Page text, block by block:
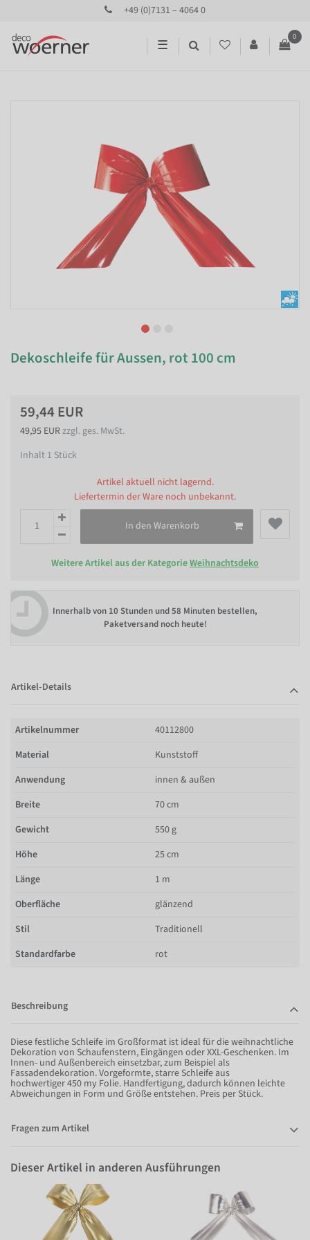
+49 (0)7131 – 4064 0
☰
0
Dekoschleife für Aussen, rot 100 cm
59,44 EUR
49,95 EURzzgl. ges. MwSt.
Inhalt 1 Stück
Artikel aktuell nicht lagernd.
Liefertermin der Ware noch unbekannt.
In den Warenkorb
Weitere Artikel aus der KategorieWeihnachtsdeko
Innerhalb von 10 Stunden und 58 Minuten bestellen,
Paketversand noch heute!
Artikel-Details
Artikelnummer
40112800
Material
Kunststoff
Anwendung
innen & außen
Breite
70 cm
Gewicht
550 g
Höhe
25 cm
Länge
1 m
Oberfläche
glänzend
Stil
Traditionell
Standardfarbe
rot
Beschreibung
Diese festliche Schleife im Großformat ist ideal für die weihnachtliche
Dekoration von Schaufenstern, Eingängen oder XXL-Geschenken. Im
Innen- und Außenbereich einsetzbar, zum Beispiel als
Fassadendekoration. Vorgeformte, starre Schleife aus
hochwertiger 450 my Folie. Handfertigung, dadurch können leichte
Abweichungen in Form und Größe entstehen. Preis per Stück.
Fragen zum Artikel
Dieser Artikel in anderen Ausführungen